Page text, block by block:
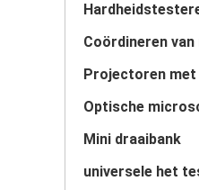
Coördineren
Projectoren
Optische
Mini draaibank
universele het